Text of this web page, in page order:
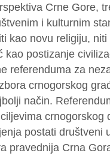
Crne Gore,
i kulturnim
kao novu religiju,
kao postizanje
referenduma za
crnogorskog
način.
crnogorskog
postati društveni
pravednija Crna